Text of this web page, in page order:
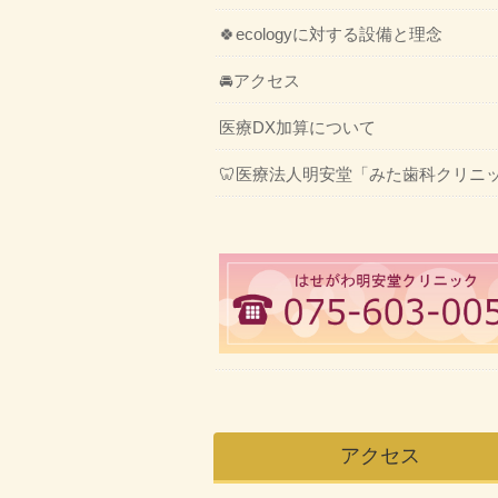
🍀ecologyに対する設備と理念
🚘アクセス
医療DX加算について
🦷医療法人明安堂「みた歯科クリニ
アクセス